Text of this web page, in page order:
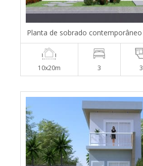
Planta de sobrado contemporâneo
10x20m 3 3